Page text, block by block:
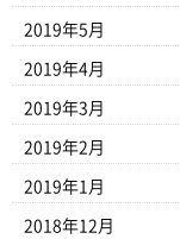
2019年5月
2019年4月
2019年3月
2019年2月
2019年1月
2018年12月